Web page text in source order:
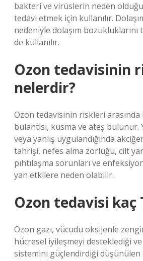
bakteri ve virüslerin neden olduğu
tedavi etmek için kullanılır.
nedeniyle dolaşım bozukluklarını
de kullanılır.
Ozon tedavisinin
nelerdir?
Ozon tedavisinin riskleri arasında
bulantısı, kusma ve ateş bulunur.
veya yanlış uygulandığında
tahrişi, nefes alma zorluğu, cilt
pıhtılaşma sorunları ve
yan etkilere neden olabilir.
Ozon tedavisi kaç
Ozon gazı, vücudu oksijenle
hücresel iyileşmeyi desteklediği ve
sistemini güçlendirdiği düşünülen